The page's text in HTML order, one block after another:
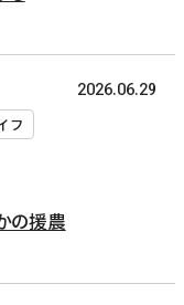
2026.06.29
フ
の援農